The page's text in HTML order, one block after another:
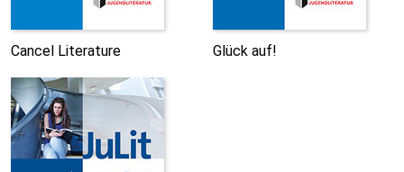
Cancel Literature Glück auf!